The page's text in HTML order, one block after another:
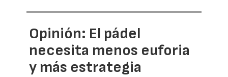
Opinión: El pádel
necesita menos euforia
y más estrategia